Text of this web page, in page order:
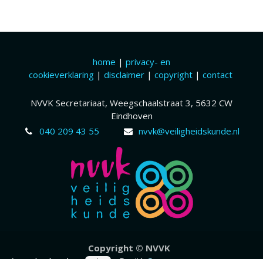
home | privacy- en
cookieverklaring| disclaimer | copyright| contact
NVVK Secretariaat, Weegschaalstraat 3, 5632 CW
Eindhoven
040 209 43 55
nvvk@veiligheidskunde.nl
Copyr​ight © NVVK